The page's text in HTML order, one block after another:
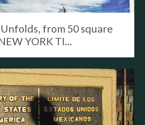
from 50 square
YORK TI...